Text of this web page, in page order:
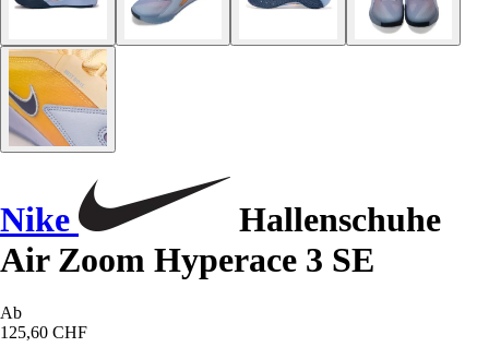
Nike
Hallenschuhe
Air Zoom Hyperace 3 SE
Ab
125,60 CHF